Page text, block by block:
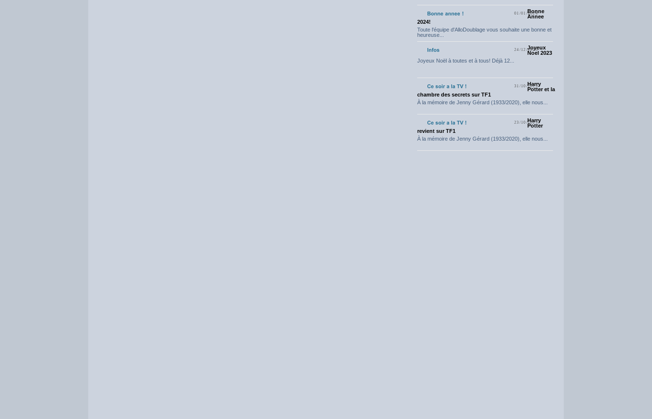
01/01/2024
Bonne
Annee
2024!
Toute l'équipe d'AlloDoublage vous souhaite une bonne et
heureuse...
24/12/2023
Joyeux
Noel 2023
Joyeux Noël à toutes et à tous! Déjà 12...
31/10/2023
Harry
Potter et la
chambre des secrets sur TF1
À la mémoire de Jenny Gérard (1933/2020), elle nous...
23/10/2023
Harry
Potter
revient sur TF1
À la mémoire de Jenny Gérard (1933/2020), elle nous...